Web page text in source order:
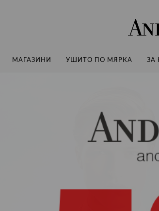
МАГАЗИНИ УШИТО ПО МЯРКА ЗА